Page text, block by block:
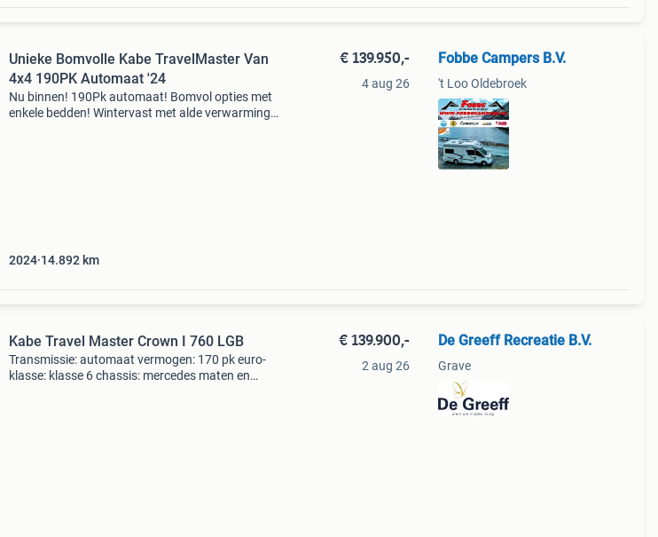
Unieke Bomvolle Kabe TravelMaster Van
4x4 190PK Automaat '24
Nu binnen! 190Pk automaat! Bomvol opties met
enkele bedden! Wintervast met alde verwarming
2024 14.892 km
€ 139.950,-
4 aug 26
Fobbe Campers B.V.
't Loo Oldebroek
Kabe Travel Master Crown I 760 LGB
Transmissie: automaat vermogen: 170 pk euro-
klasse: klasse 6 chassis: mercedes maten en
€ 139.900,-
2 aug 26
De Greeff Recreatie B.V.
Grave